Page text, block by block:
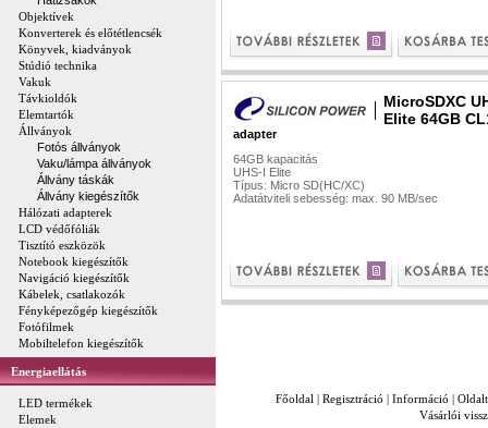
Objektívek
Konverterek és előtétlencsék
Könyvek, kiadványok
Stúdió technika
Vakuk
Távkioldók
Elemtartók
Állványok
Fotós állványok
Vaku/lámpa állványok
Állvány táskák
Állvány kiegészítők
Hálózati adapterek
LCD védőfóliák
Tisztító eszközök
Notebook kiegészítők
Navigáció kiegészítők
Kábelek, csatlakozók
Fényképezőgép kiegészítők
Fotófilmek
Mobiltelefon kiegészítők
Energiaellátás
LED termékek
Elemek
MicroSDXC
Elite 64GB
adapter
64GB kapacitás
UHS-I Elite
Típus: Micro SD(HC/XC)
Adatátviteli sebesség: max. 90 MB/sec
Főoldal | Regisztráció | Információ |
Vásárlói